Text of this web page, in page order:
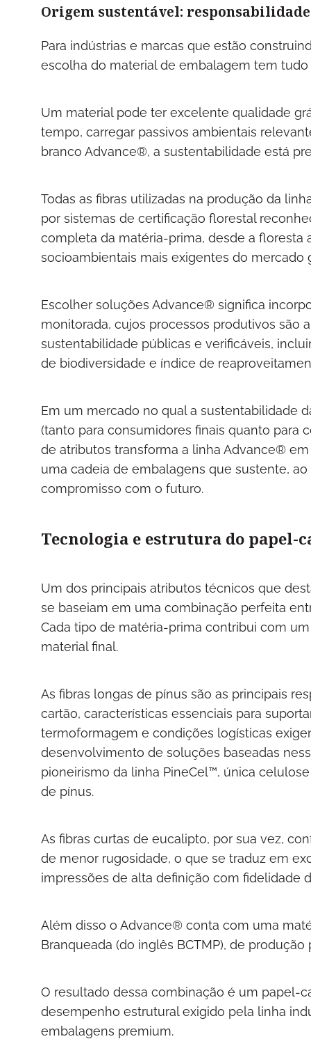
Origem sustentável:
Para indústrias e marcas que estão
escolha do material de embalagem tem tudo
Um material pode ter excelente qualidade
tempo, carregar passivos ambientais
branco Advance®, a sustentabilidade está
Todas as fibras utilizadas na produção da
por sistemas de certificação florestal
completa da matéria-prima, desde a
socioambientais mais exigentes do mercado
Escolher soluções Advance® significa
monitorada, cujos processos produtivos são
sustentabilidade públicas e verificáveis,
de biodiversidade e índice de
Em um mercado no qual a sustentabilidade
(tanto para consumidores finais quanto para
de atributos transforma a linha Advance®
uma cadeia de embalagens que sustente,
compromisso com o futuro.
Tecnologia e estrutura do papel-
Um dos principais atributos técnicos que
se baseiam em uma combinação perfeita
Cada tipo de matéria-prima contribui com
material final.
As fibras longas de pínus são as principais
cartão, características essenciais para
termoformagem e condições logísticas
desenvolvimento de soluções baseadas
pioneirismo da linha PineCel™, única
de pínus.
As fibras curtas de eucalipto, por sua vez,
de menor rugosidade, o que se traduz em
impressões de alta definição com fidelidade
Além disso o Advance® conta com uma
Branqueada (do inglês BCTMP), de
O resultado dessa combinação é um papel-
desempenho estrutural exigido pela linha
embalagens premium.